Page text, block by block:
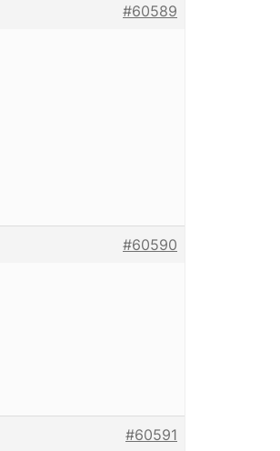
#60589
#60590
#60591